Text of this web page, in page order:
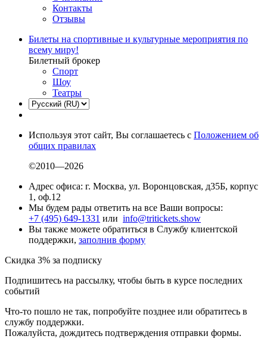
Контакты
Отзывы
Билеты на спортивные и культурные мероприятия по
всему миру!
Билетный брокер
Спорт
Шоу
Театры
Используя этот сайт, Вы соглашаетесь с Положением об
общих правилах
©2010—2026
Адрес офиса: г. Москва, ул. Воронцовская, д35Б, корпус
1, оф.12
Мы будем рады ответить на все Ваши вопросы:
+7 (495) 649-1331 или info@tritickets.show
Вы также можете обратиться в Службу клиентской
поддержки, заполнив форму
Скидка 3% за подписку
Подпишитесь на рассылку, чтобы быть в курсе последних
событий
Что-то пошло не так, попробуйте позднее или обратитесь в
службу поддержки.
Пожалуйста, дождитесь подтверждения отправки формы.